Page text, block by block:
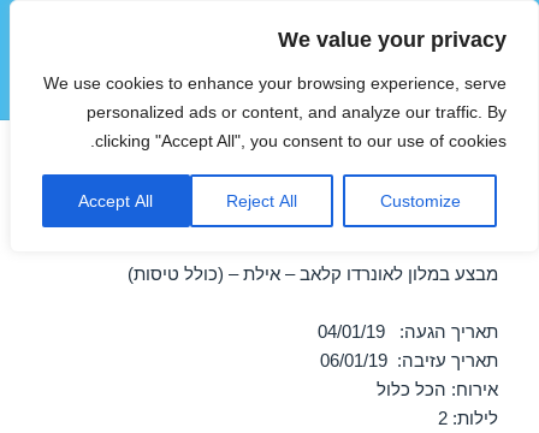
We value your privacy
We use cookies to enhance your browsing experience, serve
personalized ads or content, and analyze our traffic. By
clicking "Accept All", you consent to our use of cookies.
Customize
Reject All
Accept All
הוטצימר
תפריטים
ווידג'טים
חופשה במלון לאונרדו קלאב –
אילת 04/01/2019
מבצע במלון לאונרדו קלאב – אילת – (כולל טיסות)
תאריך הגעה: 04/01/19
תאריך עזיבה: 06/01/19
אירוח: הכל כלול
לילות: 2